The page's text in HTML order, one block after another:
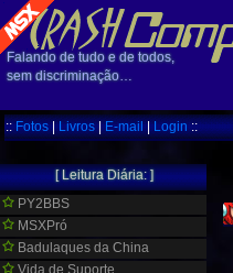
Falando de tudo e de todos,
sem discriminação…
::Fotos|Livros|E-mail|Login::
[ Leitura Diária: ]
PY2BBS
MSXPró
Badulaques da China
Vida de Suporte_